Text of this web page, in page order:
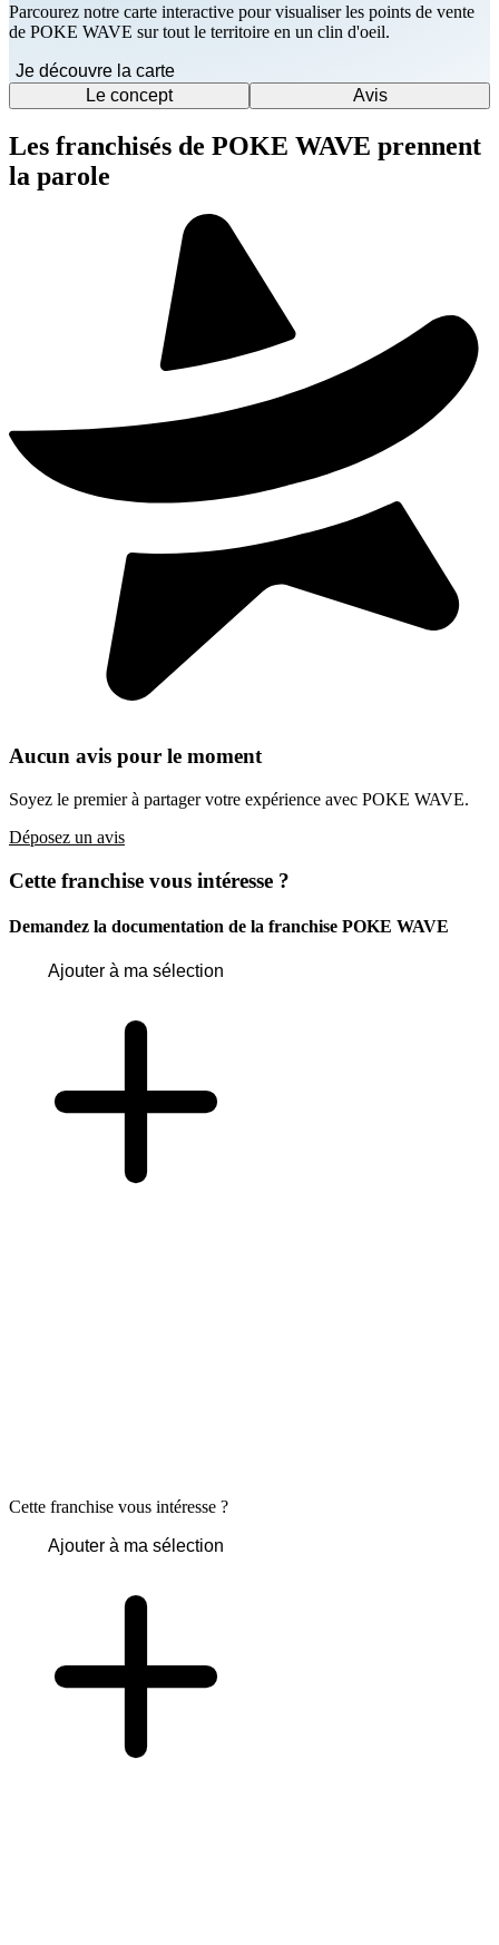
Parcourez notre carte interactive pour visualiser les points de vente
de POKE WAVE sur tout le territoire en un clin d'oeil.
Je découvre la carte
Le concept
Avis
Les franchisés de POKE WAVE prennent
la parole
Aucun avis pour le moment
Soyez le premier à partager votre expérience avec POKE WAVE.
Déposez un avis
Cette franchise vous intéresse ?
Demandez la documentation de la franchise POKE WAVE
Ajouter à ma sélection
Cette franchise vous intéresse ?
Ajouter à ma sélection